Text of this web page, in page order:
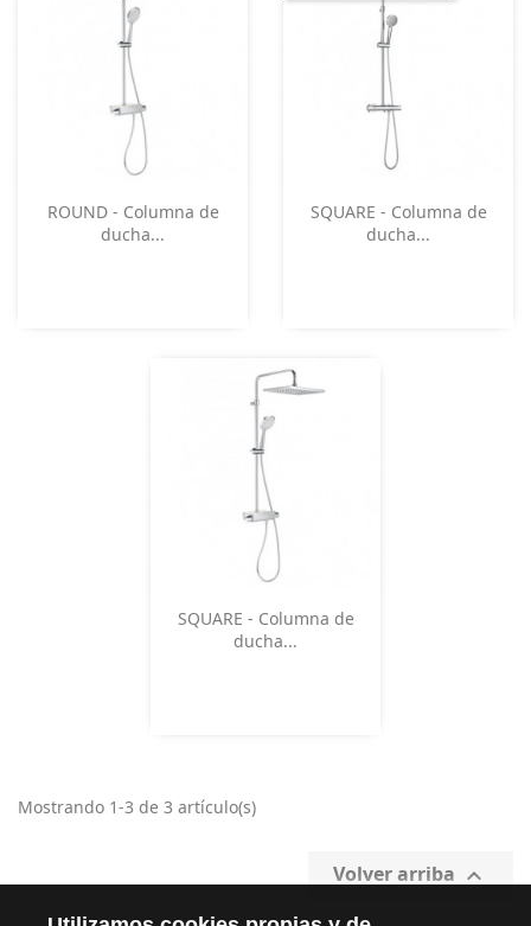
Vista rápida
ROUND - Columna de
ducha...
Vista rápida
SQUARE - Columna de
ducha...
Vista rápida
SQUARE - Columna de
ducha...
Mostrando 1-3 de 3 artículo(s)
Volver arriba 